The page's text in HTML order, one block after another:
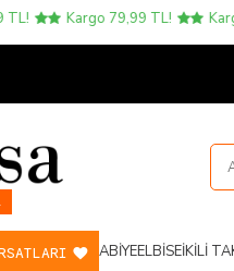
Kargo 79,99 TL! Kargo
ABIYEELBISEİKILI